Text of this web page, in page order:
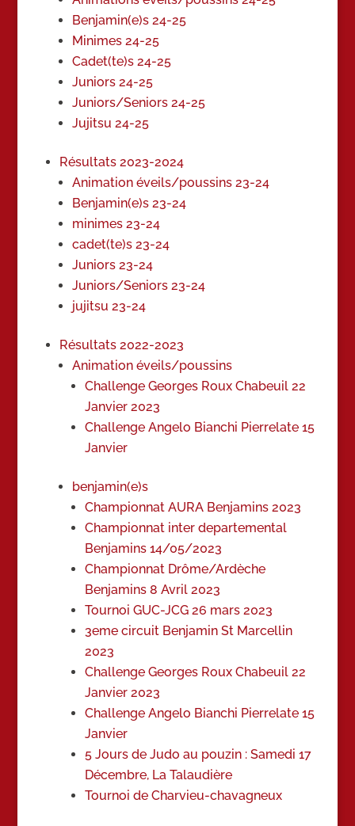
Benjamin(e)s 24-25
Minimes 24-25
Cadet(te)s 24-25
Juniors 24-25
Juniors/Seniors 24-25
Jujitsu 24-25
Résultats 2023-2024
Animation éveils/poussins 23-24
Benjamin(e)s 23-24
minimes 23-24
cadet(te)s 23-24
Juniors 23-24
Juniors/Seniors 23-24
jujitsu 23-24
Résultats 2022-2023
Animation éveils/poussins
Challenge Georges Roux Chabeuil 22
Janvier 2023
Challenge Angelo Bianchi Pierrelate 15
Janvier
benjamin(e)s
Championnat AURA Benjamins 2023
Championnat inter departemental
Benjamins 14/05/2023
Championnat Drôme/Ardèche
Benjamins 8 Avril 2023
Tournoi GUC-JCG 26 mars 2023
3eme circuit Benjamin St Marcellin
2023
Challenge Georges Roux Chabeuil 22
Janvier 2023
Challenge Angelo Bianchi Pierrelate 15
Janvier
5 Jours de Judo au pouzin : Samedi 17
Décembre, La Talaudière
Tournoi de Charvieu-chavagneux